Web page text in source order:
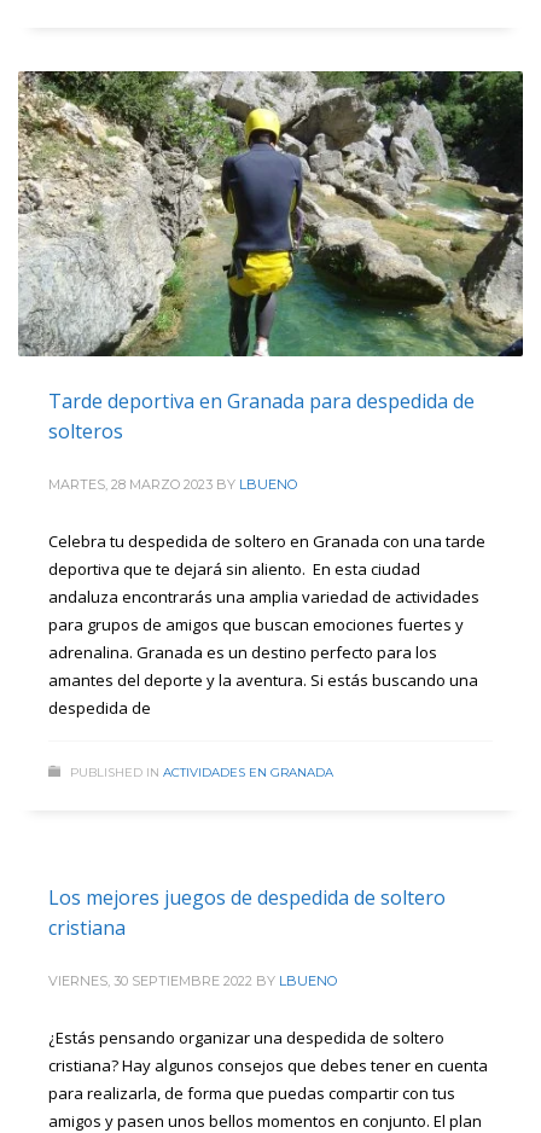
Tarde deportiva en Granada para despedida de
solteros
MARTES, 28 MARZO 2023 BY LBUENO
Celebra tu despedida de soltero en Granada con una tarde
deportiva que te dejará sin aliento. En esta ciudad
andaluza encontrarás una amplia variedad de actividades
para grupos de amigos que buscan emociones fuertes y
adrenalina. Granada es un destino perfecto para los
amantes del deporte y la aventura. Si estás buscando una
despedida de
PUBLISHED IN ACTIVIDADES EN GRANADA
Los mejores juegos de despedida de soltero
cristiana
VIERNES, 30 SEPTIEMBRE 2022 BY LBUENO
¿Estás pensando organizar una despedida de soltero
cristiana? Hay algunos consejos que debes tener en cuenta
para realizarla, de forma que puedas compartir con tus
amigos y pasen unos bellos momentos en conjunto. El plan